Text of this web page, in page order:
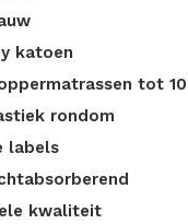
katoen
tot
rondom
labels
kwaliteit